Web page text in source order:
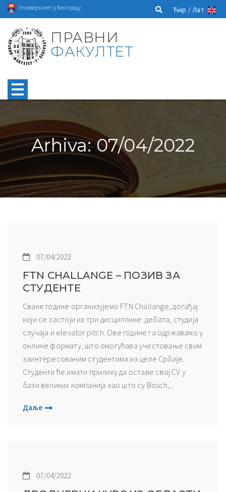
Универзитет у Београду Ћир /Лат
ПРАВНИ
ФАКУЛТЕТ
Arhiva: 07/04/2022
07/04/2022
FTN CHALLANGE – ПОЗИВ ЗА
СТУДЕНТЕ
Сваке године организујемо FTN Challange, догађај
који се састоји из три дисциплине: дебата, студија
случаја и elevator pitch. Ове године га одржавамо у
онлине формату, што омогућава учестовање свим
заинтересованим студентима из целе Србије.
Студенти ће имати прилику да оставе свој CV у
бази великих компанија као што су Bosch,...
Даље
07/04/2022